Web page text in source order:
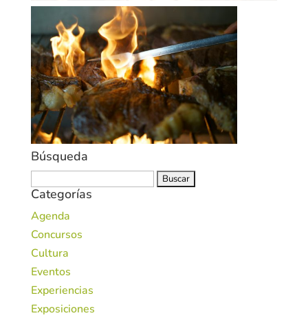
Búsqueda
Categorías
Agenda
Concursos
Cultura
Eventos
Experiencias
Exposiciones